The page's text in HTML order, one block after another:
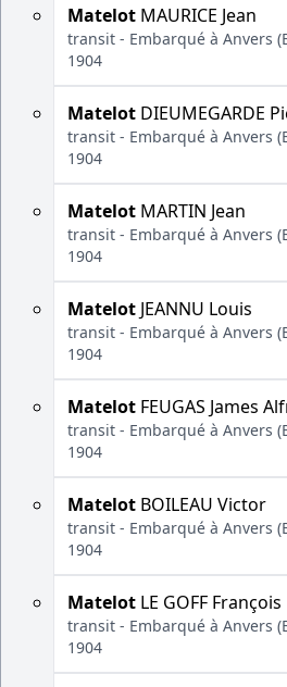
Matelot MAURICE Jean
transit - Embarqué à Anvers
1904
Matelot DIEUMEGARDE
transit - Embarqué à Anvers
1904
Matelot MARTIN Jean
transit - Embarqué à Anvers
1904
Matelot JEANNU Louis
transit - Embarqué à Anvers
1904
Matelot FEUGAS James
transit - Embarqué à Anvers
1904
Matelot BOILEAU Victor
transit - Embarqué à Anvers
1904
Matelot LE GOFF François
transit - Embarqué à Anvers
1904